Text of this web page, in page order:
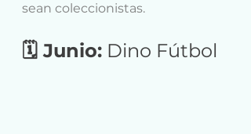
sean coleccionistas.
🗓 Junio: Dino Fútbol